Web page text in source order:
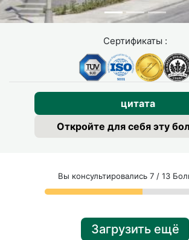
нервов
зрение, расположены
полипами. Их
может вызвать
обоняния или
нарушения зрения.
Несмотря на
некоторых случаях
появиться снова.
Наши опытные хирургииспользуют
обеспечивают тщательное
Сертификаты :
цитата
Откройте для себя эту
Вы консультировались 7 / 13
Загрузить ещё